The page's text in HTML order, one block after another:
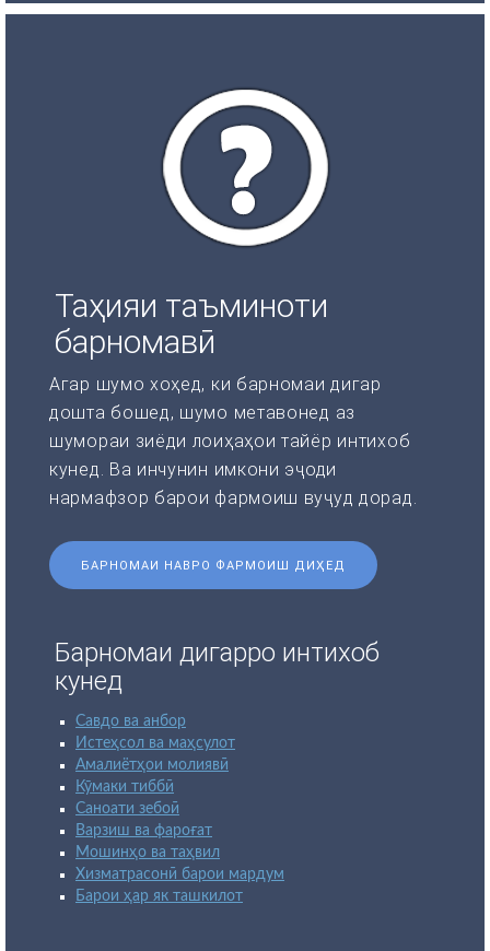
Таҳияи таъминоти
барномавӣ
Агар шумо хоҳед, ки барномаи дигар
дошта бошед, шумо метавонед аз
шумораи зиёди лоиҳаҳои тайёр интихоб
кунед. Ва инчунин имкони эҷоди
нармафзор барои фармоиш вуҷуд дорад.
БАРНОМАИ НАВРО ФАРМОИШ ДИҲЕД
Барномаи дигарро интихоб
кунед
Савдо ва анбор
Истеҳсол ва маҳсулот
Амалиётҳои молиявӣ
Кӯмаки тиббӣ
Саноати зебоӣ
Варзиш ва фароғат
Мошинҳо ва таҳвил
Хизматрасонӣ барои мардум
Барои ҳар як ташкилот